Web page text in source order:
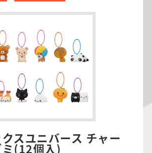
スユニバース チャー
(12個入)